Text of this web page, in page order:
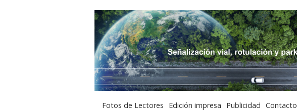
Fotos de Lectores Edición impresa Publicidad Contacto